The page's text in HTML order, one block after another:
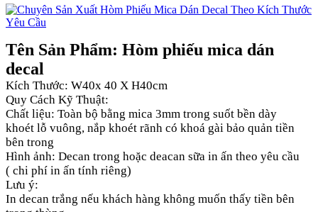
Tên Sản Phẩm: Hòm phiếu mica dán
decal
Kích Thước: W40x 40 X H40cm
Quy Cách Kỹ Thuật:
Chất liệu: Toàn bộ bằng mica 3mm trong suốt bền dày
khoét lỗ vuông, nắp khoét rãnh có khoá gài bảo quản tiền
bên trong
Hình ảnh: Decan trong hoặc deacan sữa in ấn theo yêu cầu
( chi phí in ấn tính riêng)
Lưu ý:
In decan trắng nếu khách hàng không muốn thấy tiền bên